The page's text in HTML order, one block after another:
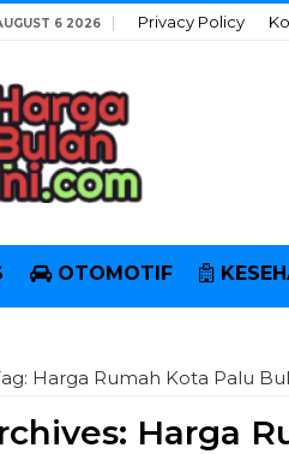
6 2026 Privacy Policy
OTOMOTIF
Harga Rumah Kota Palu
Harga